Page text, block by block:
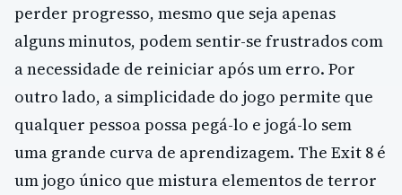
perder progresso, mesmo que seja apenas
alguns minutos, podem sentir-se frustrados com
a necessidade de reiniciar após um erro. Por
outro lado, a simplicidade do jogo permite que
qualquer pessoa possa pegá-lo e jogá-lo sem
uma grande curva de aprendizagem. The Exit 8 é
um jogo único que mistura elementos de terror